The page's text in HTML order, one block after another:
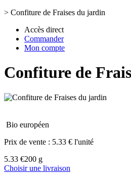
> Confiture de Fraises du jardin
Accès direct
Commander
Mon compte
Confiture de
Bio européen
Prix de vente : 5.33 € l'unité
5.33 €200 g
Choisir une livraison